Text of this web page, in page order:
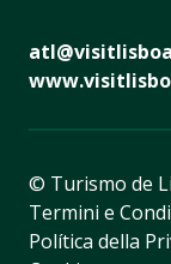
© Turismo de
Termini e
Política della